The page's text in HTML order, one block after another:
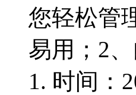
您轻松管
易用；2
时间：